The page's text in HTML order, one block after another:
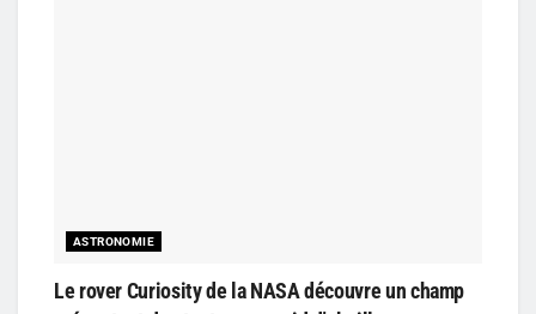
ASTRONOMIE
Le rover Curiosity de la NASA découvre un champ